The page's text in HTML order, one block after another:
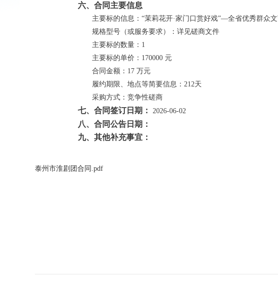
六、合同主要信息
主要标的信息： “茉莉花开·家门口赏好戏”—全省优秀群众
规格型号（或服务要求）： 详见磋商文件
主要标的数量： 1
主要标的单价： 170000 元
合同金额： 17 万元
履约期限、地点等简要信息： 212天
采购方式： 竞争性磋商
七、合同签订日期： 2026-06-02
八、合同公告日期：
九、其他补充事宜：
泰州市淮剧团合同.pdf